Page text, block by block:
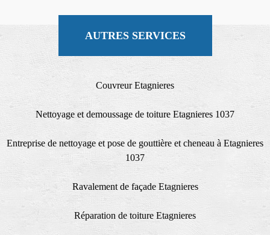
AUTRES SERVICES
Couvreur Etagnieres
Nettoyage et demoussage de toiture Etagnieres 1037
Entreprise de nettoyage et pose de gouttière et cheneau à Etagnieres
1037
Ravalement de façade Etagnieres
Réparation de toiture Etagnieres